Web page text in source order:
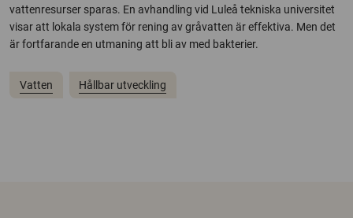
vattenresurser sparas. En avhandling vid Luleå tekniska universitet
visar att lokala system för rening av gråvatten är effektiva. Men det
är fortfarande en utmaning att bli av med bakterier.
Vatten Hållbar utveckling